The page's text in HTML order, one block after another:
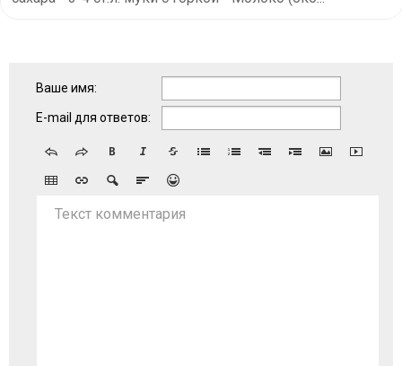
Ваше имя:
E-mail для ответов:
Текст комментария